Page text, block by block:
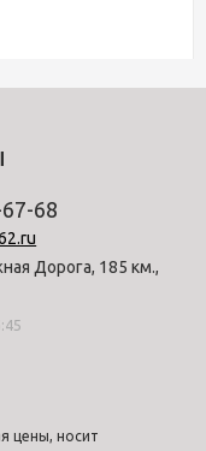
68
Дорога, 185 км.,
цены, носит